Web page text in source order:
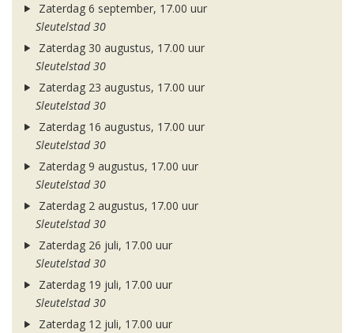
Zaterdag 6 september, 17.00 uur
Sleutelstad 30
Zaterdag 30 augustus, 17.00 uur
Sleutelstad 30
Zaterdag 23 augustus, 17.00 uur
Sleutelstad 30
Zaterdag 16 augustus, 17.00 uur
Sleutelstad 30
Zaterdag 9 augustus, 17.00 uur
Sleutelstad 30
Zaterdag 2 augustus, 17.00 uur
Sleutelstad 30
Zaterdag 26 juli, 17.00 uur
Sleutelstad 30
Zaterdag 19 juli, 17.00 uur
Sleutelstad 30
Zaterdag 12 juli, 17.00 uur